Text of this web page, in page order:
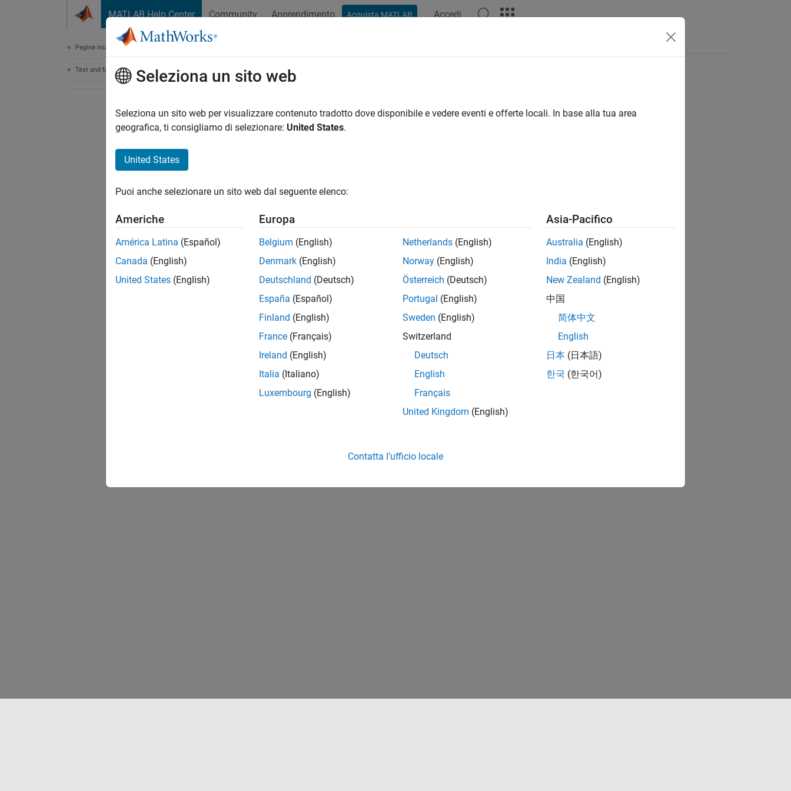
MATLAB Help Center Community Apprendimento Acquista MATLAB Accedi
Pagina iniziale della documentazione
Test and Measurement
How useful was this information?
Seleziona un sito web
Seleziona un sito web per visualizzare contenuto tradotto dove disponibile e vedere eventi e offerte locali. In base alla tua area
geografica, ti consigliamo di selezionare: United States.
United States
Puoi anche selezionare un sito web dal seguente elenco:
Americhe
América Latina (Español)
Canada (English)
United States (English)
Europa
Belgium (English)
Denmark (English)
Deutschland (Deutsch)
España (Español)
Finland (English)
France (Français)
Ireland (English)
Italia (Italiano)
Luxembourg (English)
Netherlands (English)
Norway (English)
Österreich (Deutsch)
Portugal (English)
Sweden (English)
Switzerland
Deutsch
English
Français
United Kingdom (English)
Asia-Pacifico
Australia (English)
India (English)
New Zealand (English)
中国
简体中文
English
日本 (日本語)
한국 (한국어)
Contatta l’ufficio locale